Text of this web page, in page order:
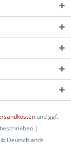
und ggf.
|
Deutschlands